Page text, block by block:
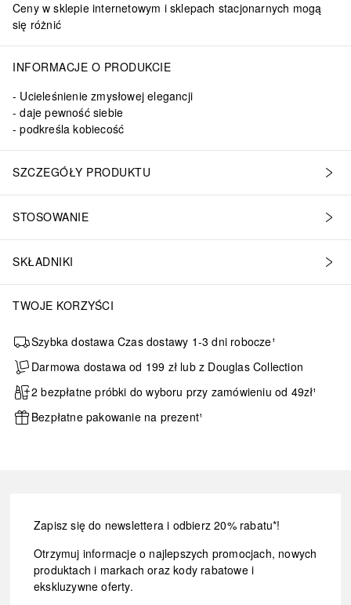
Ceny w sklepie internetowym i sklepach stacjonarnych mogą
się różnić
INFORMACJE O PRODUKCIE
Ucieleśnienie zmysłowej elegancji
daje pewność siebie
podkreśla kobiecość
SZCZEGÓŁY PRODUKTU
STOSOWANIE
SKŁADNIKI
TWOJE KORZYŚCI
Szybka dostawa Czas dostawy 1-3 dni robocze¹
Darmowa dostawa od 199 zł lub z Douglas Collection
2 bezpłatne próbki do wyboru przy zamówieniu od 49zł¹
Bezpłatne pakowanie na prezent¹
Zapisz się do newslettera i odbierz 20% rabatu*!
Otrzymuj informacje o najlepszych promocjach, nowych
produktach i markach oraz kody rabatowe i
ekskluzywne oferty.